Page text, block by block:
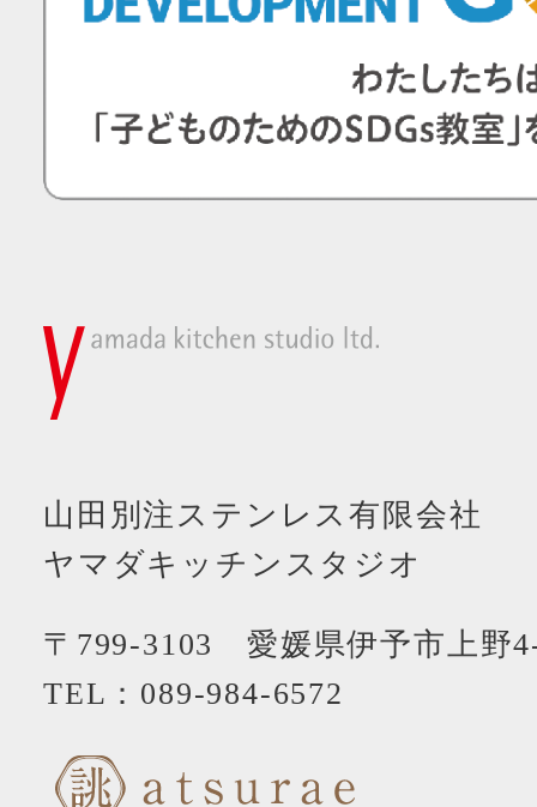
山田別注ステンレス有限会社
ヤマダキッチンスタジオ
〒799-3103 愛媛県伊予市上野
TEL： 089-984-6572